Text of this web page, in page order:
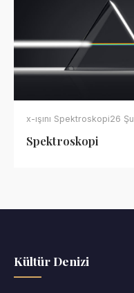
x-ışını Spektroskopi26
Spektroskopi
Kültür Denizi